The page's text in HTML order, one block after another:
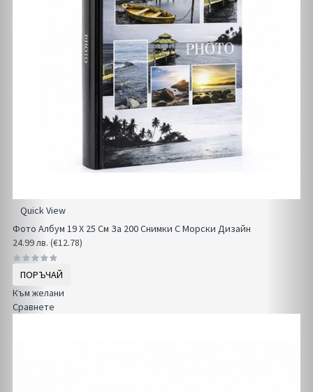
Quick View
Фото Албум 19 Х 25 См За 200 Снимки С Морски Дизайн
24.99 лв. (€12.78)
ПОРЪЧАЙ
Към желани
Сравнете